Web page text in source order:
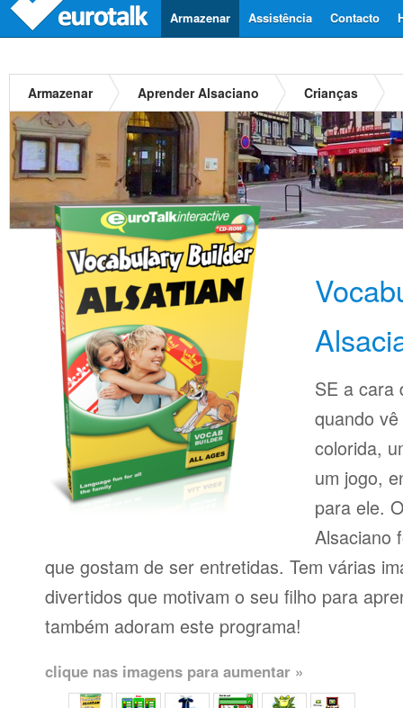
Contacto
Assistência
Armazenar
Armazenar Aprender Alsaciano Crianças
SE a cara
quando
colorida,
um jogo,
para ele.
Alsaciano
que gostam de ser entretidas. Tem várias
divertidos que motivam o seu filho para
também adoram este programa!
clique nas imagens para aumentar »